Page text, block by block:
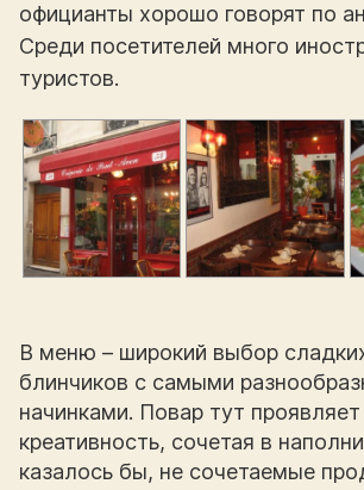
официанты хорошо говорят по
Среди посетителей много
туристов.
В меню – широкий выбор
блинчиков с самыми
начинками. Повар тут
креативность, сочетая в
казалось бы, не сочетаемые